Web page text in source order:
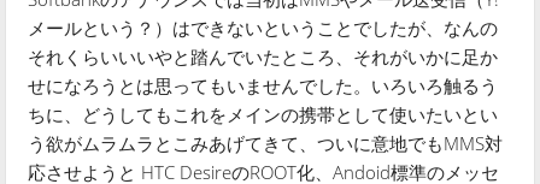
メールという？）はできないということでしたが、なんの
それくらいいいやと踏んでいたところ、それがいかに足か
せになろうとは思ってもいませんでした。いろいろ触るう
ちに、どうしてもこれをメインの携帯として使いたいとい
う欲がムラムラとこみあげてきて、ついに意地でもMMS対
応させようと HTC DesireのROOT化、Andoid標準のメッセ